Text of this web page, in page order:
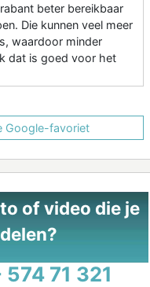
beter bereikbaar
Die kunnen veel meer
waardoor minder
dat is goed voor het
Google-favoriet
of video die je
71 321